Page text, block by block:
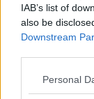
IAB’s list of
also be
Downstream
Please note
Personal